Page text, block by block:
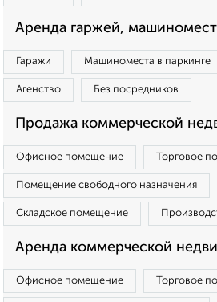
Аренда гаржей,
Гаражи Машиноместа в паркинге
Агенство Без посредников
Продажа коммерческой
Офисное помещение Торговое
Помещение свободного назначения
Складское помещение
Аренда коммерческой
Офисное помещение Торговое